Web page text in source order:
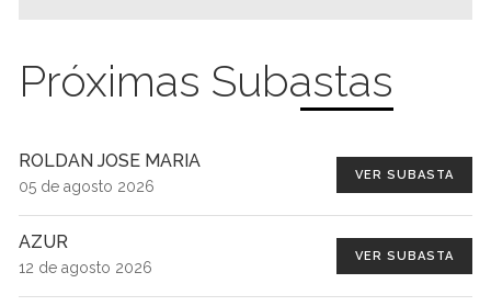
Próximas Subastas
ROLDAN JOSE MARIA
05 de agosto 2026
VER SUBASTA
AZUR
12 de agosto 2026
VER SUBASTA